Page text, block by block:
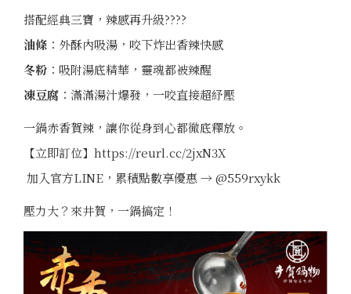
搭配經典三寶，辣感再升級????
油條 ：外酥內吸湯，咬下炸出香辣快感
冬粉 ：吸附湯底精華，靈魂都被辣醒
凍豆腐 ：滿滿湯汁爆發，一咬直接超紓壓
一鍋赤香賀辣，讓你從身到心都徹底釋放。
【立即訂位】 https://reurl.cc/2jxN3X
加入官方LINE，累積點數享優惠 →@559rxykk
壓力大？來井賀，一鍋搞定！